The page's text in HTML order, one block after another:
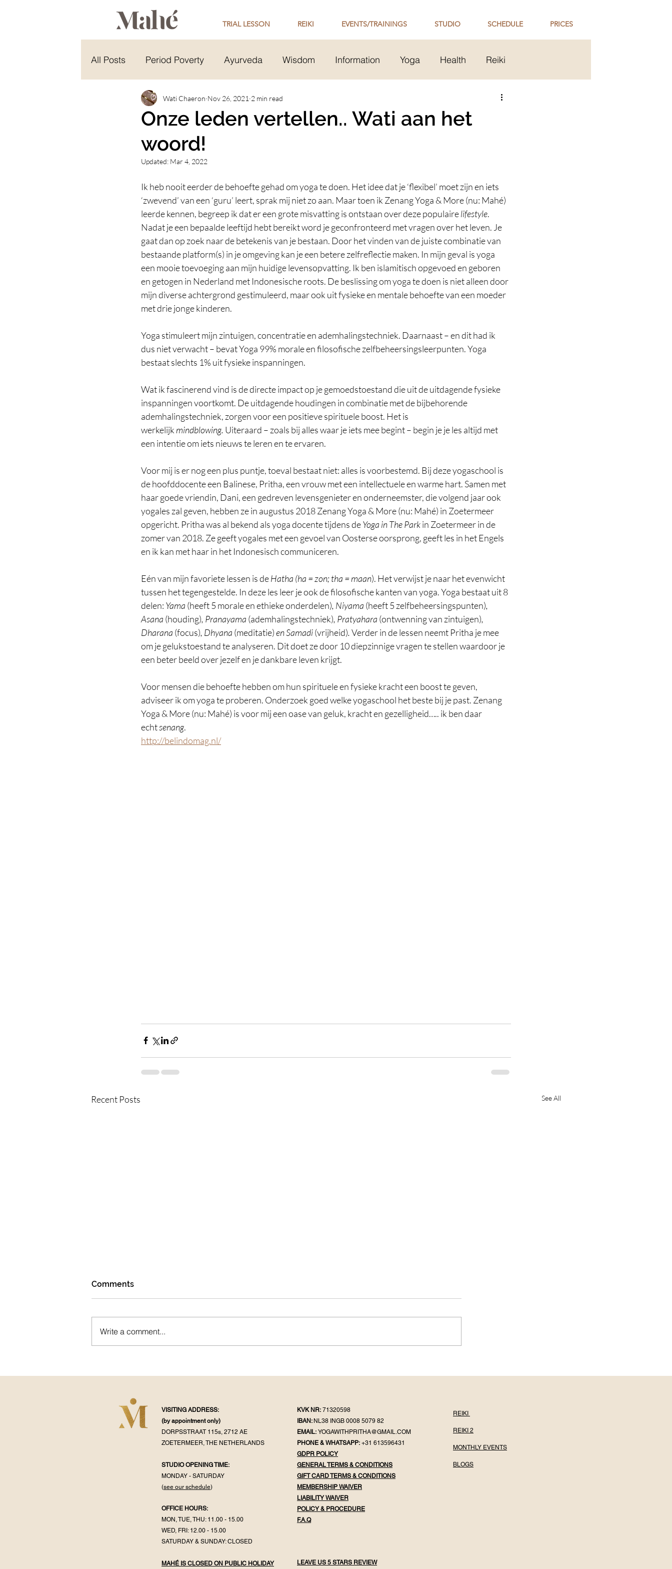
TRIAL LESSON REIKI EVENTS/TRAININGS STUDIO SCHEDULE PRICES
All Posts Period Poverty Ayurveda Wisdom Information Yoga Health Reiki
Energy Healing Energy Transmission Holi Celebration
Hindu Celebration Yoga Philosophy
Onze leden vertellen.. Wati aan het
woord!
Wati Chaeron Nov 26, 2021 2 min read
Updated: Mar 4, 2022
Ik heb nooit eerder de behoefte gehad om yoga te doen. Het idee dat je ‘flexibel’ moet zijn en iets
‘zwevend’ van een ‘guru’ leert, sprak mij niet zo aan. Maar toen ik Zenang Yoga & More (nu: Mahé)
leerde kennen, begreep ik dat er een grote misvatting is ontstaan over deze populaire lifestyle.
Nadat je een bepaalde leeftijd hebt bereikt word je geconfronteerd met vragen over het leven. Je
gaat dan op zoek naar de betekenis van je bestaan. Door het vinden van de juiste combinatie van
bestaande platform(s) in je omgeving kan je een betere zelfreflectie maken. In mijn geval is yoga
een mooie toevoeging aan mijn huidige levensopvatting. Ik ben islamitisch opgevoed en geboren
en getogen in Nederland met Indonesische roots. De beslissing om yoga te doen is niet alleen door
mijn diverse achtergrond gestimuleerd, maar ook uit fysieke en mentale behoefte van een moeder
met drie jonge kinderen.
Yoga stimuleert mijn zintuigen, concentratie en ademhalingstechniek. Daarnaast – en dit had ik
dus niet verwacht – bevat Yoga 99% morale en filosofische zelfbeheersingsleerpunten. Yoga
bestaat slechts 1% uit fysieke inspanningen.
Wat ik fascinerend vind is de directe impact op je gemoedstoestand die uit de uitdagende fysieke
inspanningen voortkomt. De uitdagende houdingen in combinatie met de bijbehorende
ademhalingstechniek, zorgen voor een positieve spirituele boost. Het is
werkelijk mindblowing. Uiteraard – zoals bij alles waar je iets mee begint – begin je je les altijd met
een intentie om iets nieuws te leren en te ervaren.
Voor mij is er nog een plus puntje, toeval bestaat niet: alles is voorbestemd. Bij deze yogaschool is
de hoofddocente een Balinese, Pritha, een vrouw met een intellectuele en warme hart. Samen met
haar goede vriendin, Dani, een gedreven levensgenieter en onderneemster, die volgend jaar ook
yogales zal geven, hebben ze in augustus 2018 Zenang Yoga & More (nu: Mahé) in Zoetermeer
opgericht. Pritha was al bekend als yoga docente tijdens de Yoga in The Park in Zoetermeer in de
zomer van 2018. Ze geeft yogales met een gevoel van Oosterse oorsprong, geeft les in het Engels
en ik kan met haar in het Indonesisch communiceren.
Eén van mijn favoriete lessen is de Hatha (ha = zon; tha = maan). Het verwijst je naar het evenwicht
tussen het tegengestelde. In deze les leer je ook de filosofische kanten van yoga. Yoga bestaat uit 8
delen: Yama (heeft 5 morale en ethieke onderdelen), Niyama (heeft 5 zelfbeheersingspunten),
Asana (houding), Pranayama (ademhalingstechniek), Pratyahara (ontwenning van zintuigen),
Dharana (focus), Dhyana (meditatie) en Samadi (vrijheid). Verder in de lessen neemt Pritha je mee
om je gelukstoestand te analyseren. Dit doet ze door 10 diepzinnige vragen te stellen waardoor je
een beter beeld over jezelf en je dankbare leven krijgt.
Voor mensen die behoefte hebben om hun spirituele en fysieke kracht een boost te geven,
adviseer ik om yoga te proberen. Onderzoek goed welke yogaschool het beste bij je past. Zenang
Yoga & More (nu: Mahé) is voor mij een oase van geluk, kracht en gezelligheid….. ik ben daar
echt senang.
http://belindomag.nl/
Recent Posts See All
Comments
Write a comment...
VISITING ADDRESS:
(by appointmentonly)
DORPSSTRAAT 115s, 2712 AE
ZOETERMEER, THE NETHERLANDS
STUDIO OPENING TIME:
MONDAY - SATURDAY
(see our schedule)
OFFICE HOURS:
MON, TUE, THU: 11.00 - 15.00
WED, FRI: 12.00 - 15.00
SATURDAY & SUNDAY: CLOSED
MAHÉ IS CLOSED ON PUBLIC HOLIDAY
KVK NR: 71320598
IBAN: NL38 INGB 0008 5079 82
EMAIL: YOGAWITHPRITHA@GMAIL.COM
PHONE & WHATSAPP: +31 613596431
GDPR POLICY
GENERAL TERMS & CONDITIONS
GIFT CARD TERMS & CONDITIONS
MEMBERSHIP WAIVER
LIABILITY WAIVER
POLICY & PROCEDURE
F.A.Q
LEAVE US 5 STARS REVIEW
REIKI
REIKI 2
MONTHLY EVENTS
BLOGS